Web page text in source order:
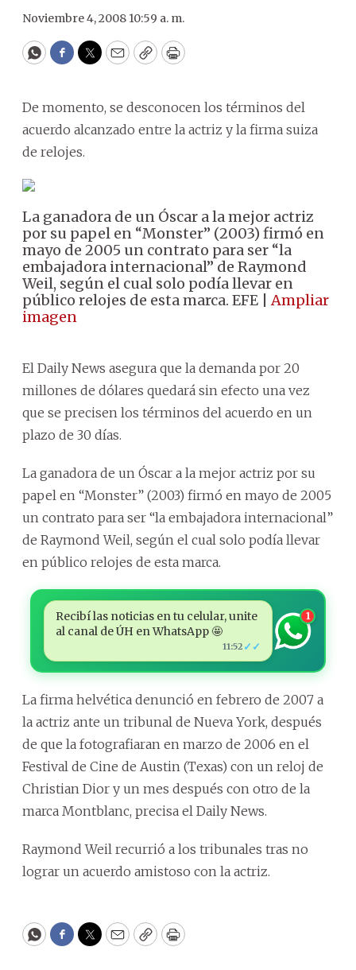
Noviembre 4, 2008 10:59 a. m.
WhatsApp
Facebook
Twitter
EmailCopyPrint
De momento, se desconocen los términos del
acuerdo alcanzado entre la actriz y la firma suiza
de relojes.
La ganadora de un Óscar a la mejor actriz
por su papel en “Monster” (2003) firmó en
mayo de 2005 un contrato para ser “la
embajadora internacional” de Raymond
Weil, según el cual solo podía llevar en
público relojes de esta marca. EFE |Ampliar
imagen
El Daily News asegura que la demanda por 20
millones de dólares quedará sin efecto una vez
que se precisen los términos del acuerdo en un
plazo de 30 días.
La ganadora de un Óscar a la mejor actriz por su
papel en “Monster” (2003) firmó en mayo de 2005
un contrato para ser “la embajadora internacional”
de Raymond Weil, según el cual solo podía llevar
en público relojes de esta marca.
Recibí las noticias en tu celular, unite
al canal de ÚH en WhatsApp 🤩
11:52 ✓✓
1
La firma helvética denunció en febrero de 2007 a
la actriz ante un tribunal de Nueva York, después
de que la fotografiaran en marzo de 2006 en el
Festival de Cine de Austin (Texas) con un reloj de
Christian Dior y un mes después con otro de la
marca Montblanc, precisa el Daily News.
Raymond Weil recurrió a los tribunales tras no
lograr un acuerdo amistoso con la actriz.
WhatsApp
Facebook
Twitter
EmailCopyPrint